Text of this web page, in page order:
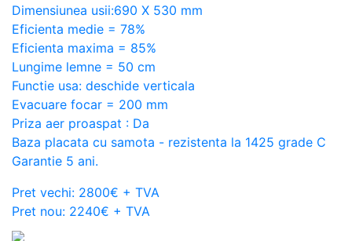
Dimensiunea usii:690 X 530 mm
Eficienta medie = 78%
Eficienta maxima = 85%
Lungime lemne = 50 cm
Functie usa: deschide verticala
Evacuare focar = 200 mm
Priza aer proaspat : Da
Baza placata cu samota - rezistenta la 1425 grade C
Garantie 5 ani.
Pret vechi: 2800€ + TVA
Pret nou: 2240€ + TVA